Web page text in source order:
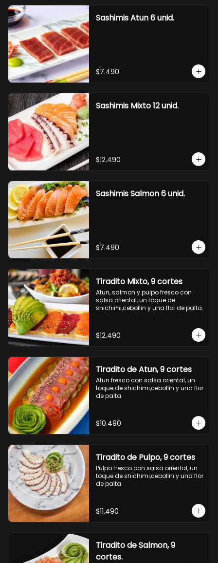
Sashimis Atun 6 unid.
$7.490
Sashimis Mixto 12 unid.
$12.490
Sashimis Salmon 6 unid.
$7.490
Tiradito Mixto, 9 cortes
Atun, salmon y pulpo fresco con
salsa oriental, un toque de
shichimi,cebollin y una flor de palta.
$12.490
Tiradito de Atun, 9 cortes
Atun fresco con salsa oriental, un
toque de shichimi,cebollin y una flor
de palta.
$10.490
Tiradito de Pulpo, 9 cortes
Pulpo fresco con salsa oriental, un
toque de shichimi,cebollin y una flor
de palta.
$11.490
Tiradito de Salmon, 9
cortes.